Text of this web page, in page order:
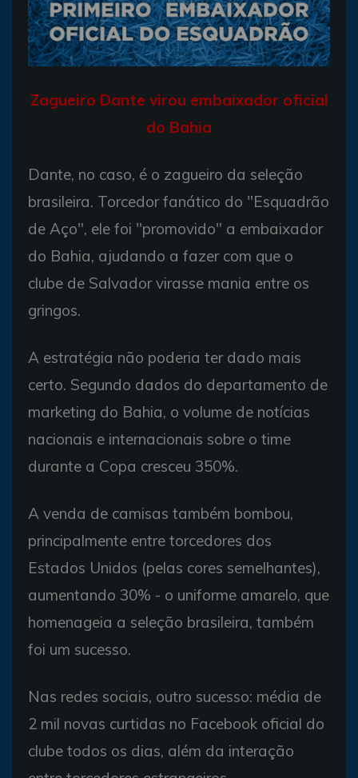
Zagueiro Dante virou embaixador oficial
do Bahia
Dante, no caso, é o zagueiro da seleção
brasileira. Torcedor fanático do "Esquadrão
de Aço", ele foi "promovido" a embaixador
do Bahia, ajudando a fazer com que o
clube de Salvador virasse mania entre os
gringos.
A estratégia não poderia ter dado mais
certo. Segundo dados do departamento de
marketing do Bahia, o volume de notícias
nacionais e internacionais sobre o time
durante a Copa cresceu 350%.
A venda de camisas também bombou,
principalmente entre torcedores dos
Estados Unidos (pelas cores semelhantes),
aumentando 30% - o uniforme amarelo, que
homenageia a seleção brasileira, também
foi um sucesso.
Nas redes sociais, outro sucesso: média de
2 mil novas curtidas no Facebook oficial do
clube todos os dias, além da interação